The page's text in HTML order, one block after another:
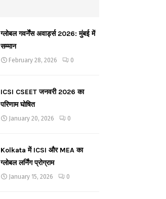
ग्लोबल गवर्नेंस अवार्ड्स 2026: मुंबई में
सम्मान
February 28, 2026 0
ICSI CSEET जनवरी 2026 का
परिणाम घोषित
January 20, 2026 0
Kolkata में ICSI और MEA का
ग्लोबल लर्निंग प्रोग्राम
January 15, 2026 0